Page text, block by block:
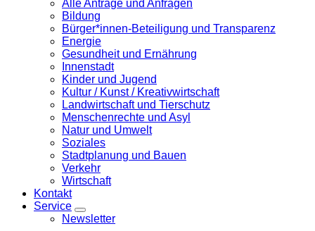
Untermenü
Alle Anträge und Anfragen
Bildung
Bürger*innen-Beteiligung und Transparenz
Energie
Gesundheit und Ernährung
Innenstadt
Kinder und Jugend
Kultur / Kunst / Kreativwirtschaft
Landwirtschaft und Tierschutz
Menschenrechte und Asyl
Natur und Umwelt
Soziales
Stadtplanung und Bauen
Verkehr
Wirtschaft
Kontakt
Service
Zeige
Untermenü
Newsletter